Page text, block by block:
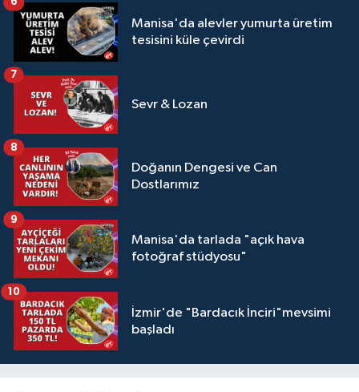
Manisa'da alevler yumurta üretim
tesisini küle çevirdi
6
Sevr & Lozan
7
Doğanın Dengesi ve Can
Dostlarımız
8
Manisa'da tarlada "açık hava
fotoğraf stüdyosu"
9
İzmir'de "Bardacık İnciri"mevsimi
başladı
10